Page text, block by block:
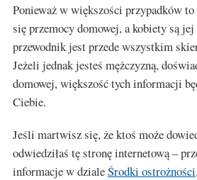
Ponieważ w większości przypadków
się przemocy domowej, a kobiety są
przewodnik jest przede wszystkim
Jeżeli jednak jesteś mężczyzną,
domowej, większość tych informacji
Ciebie.
Jeśli martwisz się, że ktoś może
odwiedziłaś tę stronę internetową –
informacje w dzialeŚrodki ostrożności